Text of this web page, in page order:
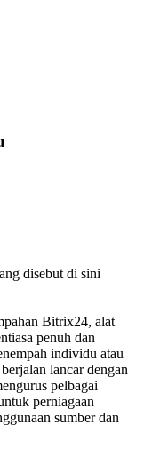
disebut di sini
Bitrix24, alat
penuh dan
individu atau
lancar dengan
pelbagai
perniagaan
sumber dan